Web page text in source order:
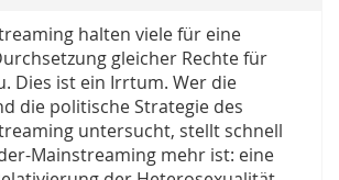
halten viele für eine
gleicher Rechte für
Dies ist ein Irrtum. Wer die
die politische Strategie des
untersucht, stellt schnell
Mainstreaming mehr ist: eine